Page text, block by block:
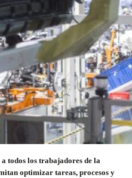
todos los trabajadores de la
optimizar tareas, procesos y